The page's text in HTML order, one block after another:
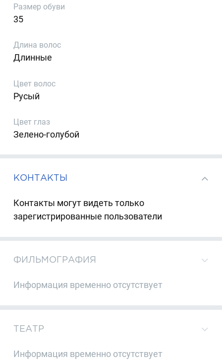
Размер обуви
35
Длина волос
Длинные
Цвет волос
Русый
Цвет глаз
Зелено-голубой
КОНТАКТЫ
Контакты могут видеть только
зарегистрированные пользователи
ФИЛЬМОГРАФИЯ
Информация временно отсутствует
ТЕАТР
Информация временно отсутствует